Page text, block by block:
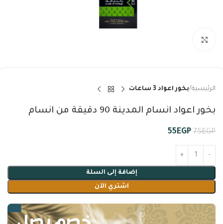
الرئيسية بخور اعواد 3 ساعات
بخور اعواد انسام المدينة 90 دقيقة من انسام
75EGP
55EGP
إضافة إلى السلة
اشتري الآن